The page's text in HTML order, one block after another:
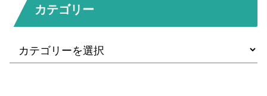
カテゴリー